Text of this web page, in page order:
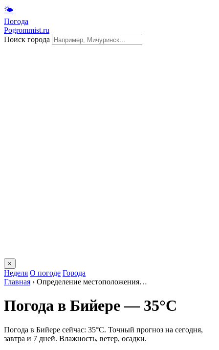
🌤
Погода
Pogrommist.ru
Поиск города
×
Неделя О погоде Города
Главная › Определение местоположения…
Погода в Бийере — 35°C
Погода в Бийере сейчас: 35°C. Точный прогноз на сегодня,
завтра и 7 дней. Влажность, ветер, осадки.